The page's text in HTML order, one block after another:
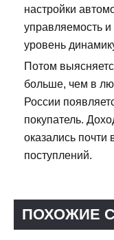
настройки
управляемость
уровень
Потом
больше, чем в
России
покупатель.
оказались почти
поступлений.
ПОХОЖИЕ